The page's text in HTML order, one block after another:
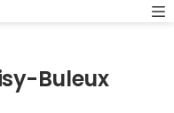
Buleux